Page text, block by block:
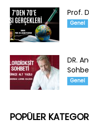
Prof.
Genel
DR.
Genel
POPÜLER